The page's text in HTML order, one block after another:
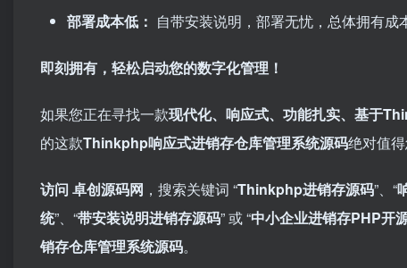
部署成本低：​ 自带安装说明，部署无忧，总体拥有成
即刻拥有，轻松启动您的数字化管理！​
如果您正在寻找一款现代化、响应式、功能扎实、基于
的这款Thinkphp响应式进销存仓库管理系统源码绝对值得
访问 卓创源码网 ，搜索关键词 “Thinkphp进销存源码”、“
统”、“带安装说明进销存源码” 或 “中小企业进销存PHP开
销存仓库管理系统源码。